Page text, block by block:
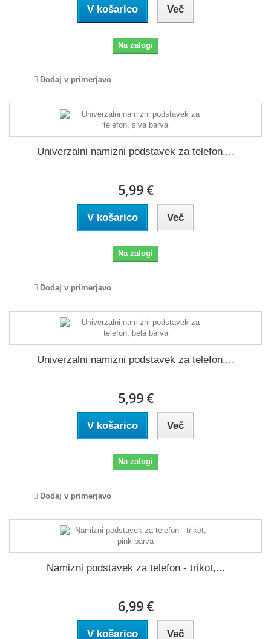
V košarico Več
Na zalogi
Dodaj v primerjavo
Univerzalni namizni podstavek za telefon,...
5,99 €
V košarico Več
Na zalogi
Dodaj v primerjavo
Univerzalni namizni podstavek za telefon,...
5,99 €
V košarico Več
Na zalogi
Dodaj v primerjavo
Namizni podstavek za telefon - trikot,...
6,99 €
V košarico Več